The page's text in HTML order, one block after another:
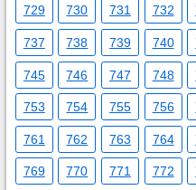
729 730 731 732
737 738 739 740
745 746 747 748
753 754 755 756
761 762 763 764
769 770 771 772